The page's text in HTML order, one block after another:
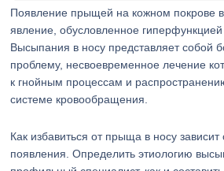
Появление прыщей на кожном покрове
явление, обусловленное
Высыпания в носу представляет собой
проблему, несвоевременное лечение
к гнойным процессам и
системе кровообращения.
Как избавиться от прыща в носу
появления. Определить этиологию